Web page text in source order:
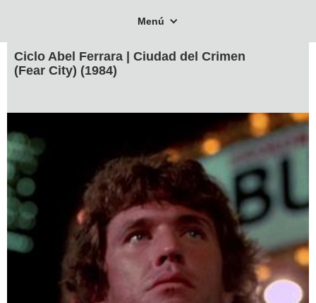
Menú
Ciclo Abel Ferrara | Ciudad del Crimen
(Fear City) (1984)